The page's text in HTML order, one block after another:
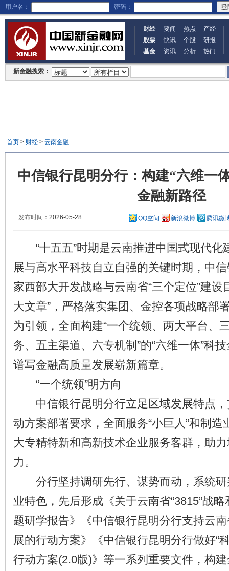
用户名： 密码：
财经 要闻 热点
产经
股票
快讯 个股
研报
基金
资讯 分析 热门
新金融搜索：
首页> 财经> 云南金融
中信银行昆明分行：构建“六维一
金融新路径
发布时间： 2026-05-28 QQ空间 新浪微博 腾讯微
“十五五”时期是云南推进中国式现代化
展与高水平科技自立自强的关键时期，中
家西部大开发战略与云南省“三个定位”建设
大文章”，严格落实集团、金控各项战略部
为引领，全面构建“一个统领、两大平台、
务、五主渠道、六专机制”的“六维一体”科
谱写金融高质量发展崭新篇章。
“一个统领”明方向
中信银行昆明分行立足区域发展特点，
动方案部署要求，全面服务“小巨人”和制
大专精特新和高新技术企业服务客群，助
力。
分行坚持调研先行、谋势而动，系统研
业特色，先后形成《关于云南省“3815”战略
题研学报告》《中信银行昆明分行支持云
展的行动方案》《中信银行昆明分行做好“
行动方案(2.0版)》等一系列重要文件，构